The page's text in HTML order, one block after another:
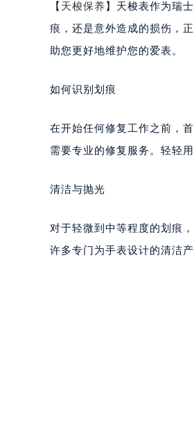
福州市鼓楼
成都市锦江
重庆市江北
沈阳市沈河
沈阳市沈河
大连市中山
佛山市禅城
无锡市梁溪
南通市崇川
苏州市苏州
武汉市江汉
南宁市青秀
合肥市蜀山
泉州市丰泽
青岛市南区
烟台市芝罘
【 天梭保养 】天梭表作为瑞
痕，还是意外造成的损伤，
助您更好地维护您的爱表。
如何识别划痕
在开始任何修复工作之前，
需要专业的修复服务。轻轻
清洁与抛光
对于轻微到中等程度的划痕
许多专门为手表设计的清洁